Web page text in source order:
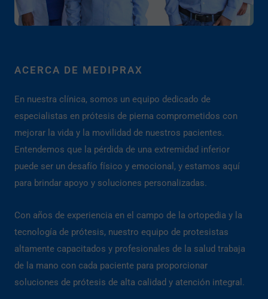
ACERCA DE MEDIPRAX
En nuestra clínica, somos un equipo dedicado de
especialistas en prótesis de pierna comprometidos con
mejorar la vida y la movilidad de nuestros pacientes.
Entendemos que la pérdida de una extremidad inferior
puede ser un desafío físico y emocional, y estamos aquí
para brindar apoyo y soluciones personalizadas.
Con años de experiencia en el campo de la ortopedia y la
tecnología de prótesis, nuestro equipo de protesistas
altamente capacitados y profesionales de la salud trabaja
de la mano con cada paciente para proporcionar
soluciones de prótesis de alta calidad y atención integral.